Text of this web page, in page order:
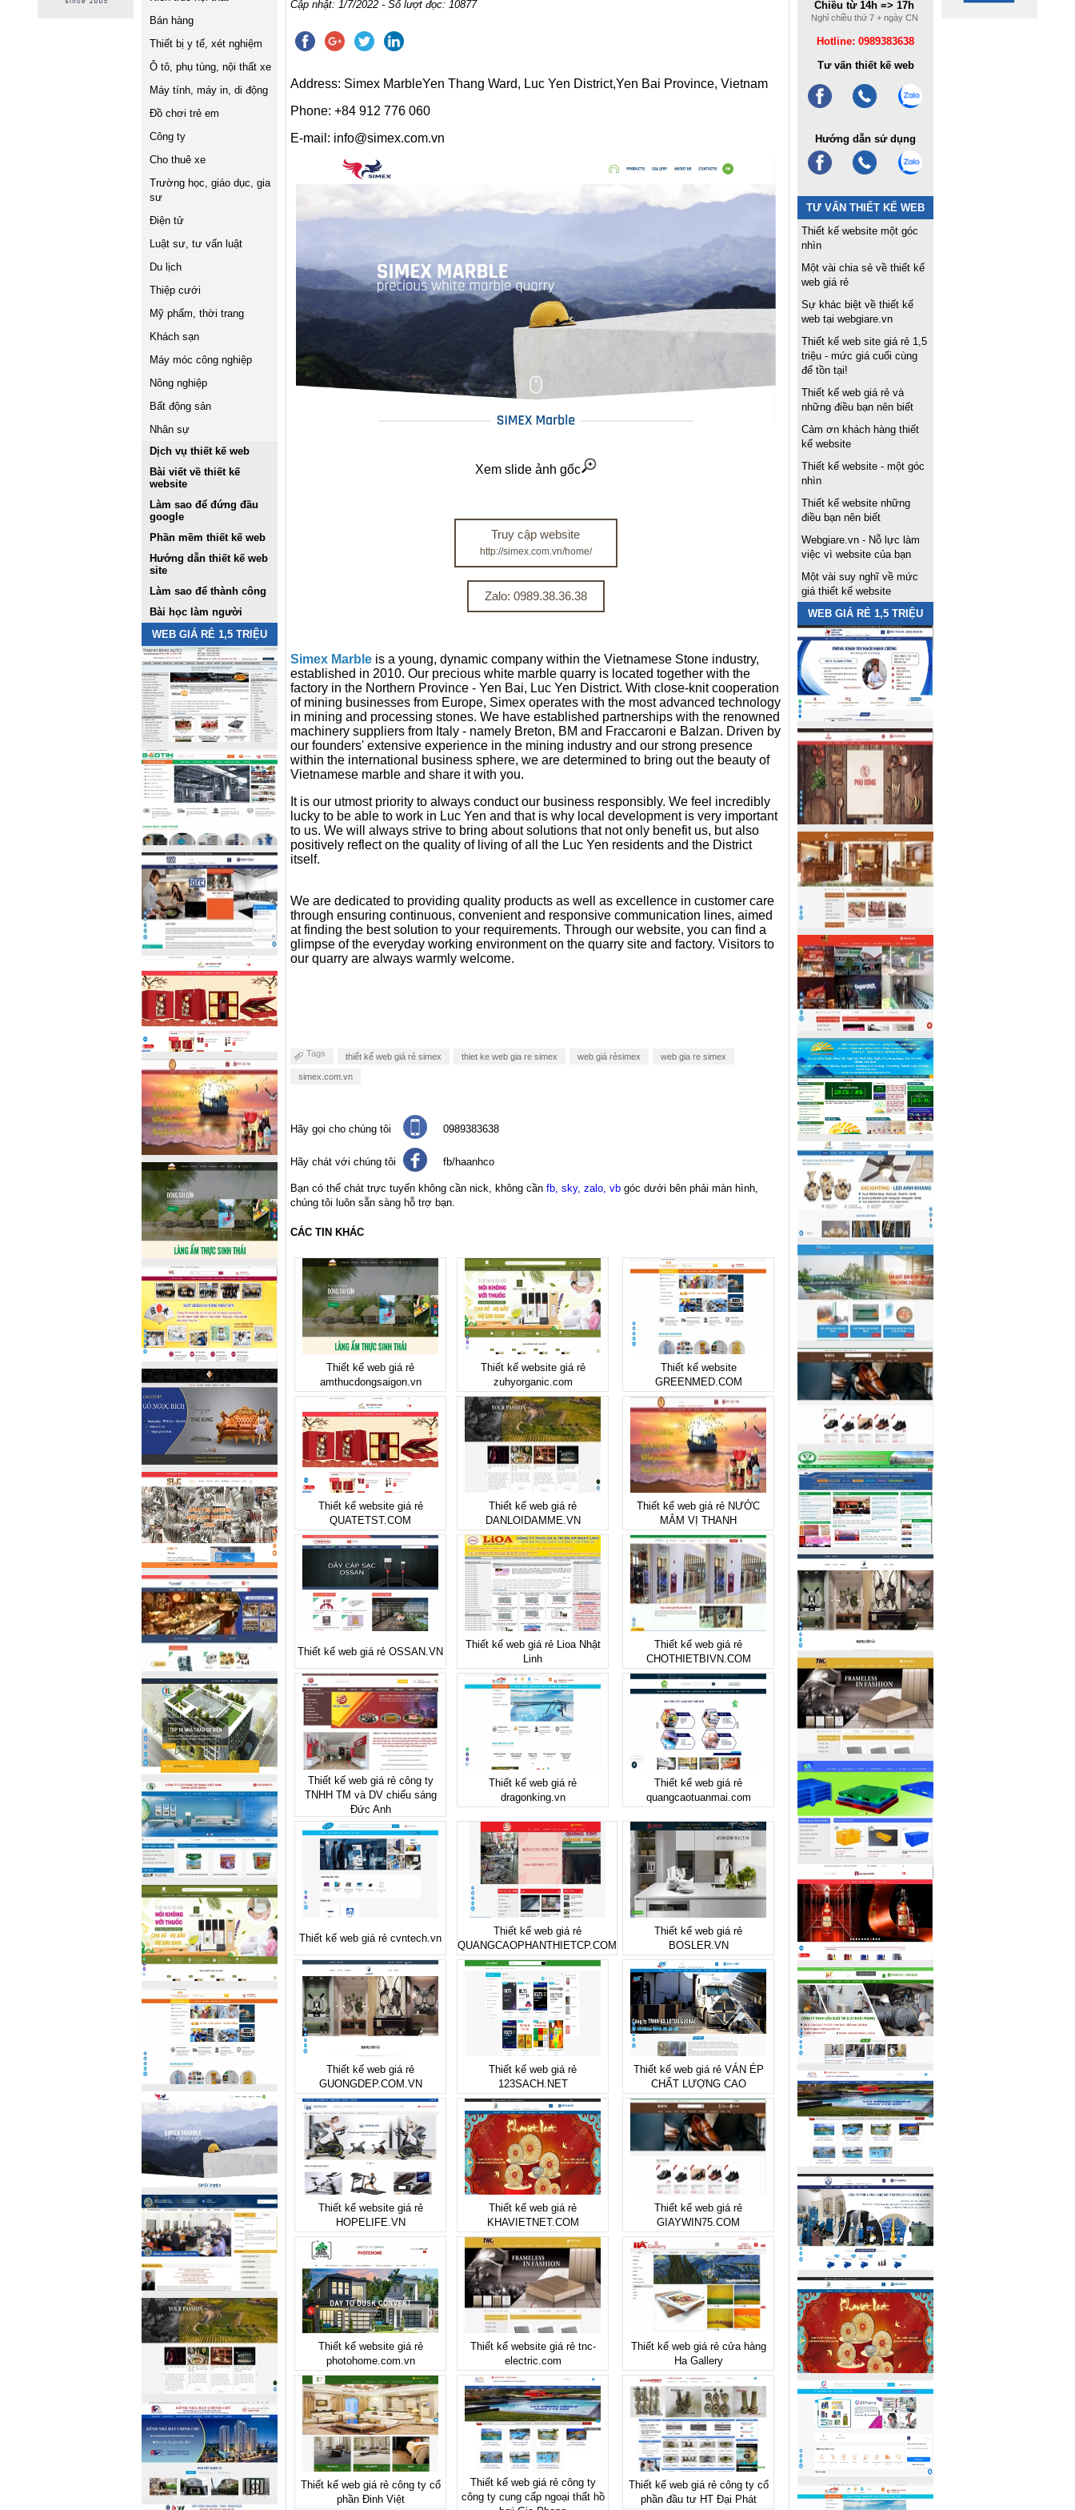
Bán hàng
Thiết bị y tế, xét nghiệm
Ô tô, phụ tùng, nội thất xe
Máy tính, máy in, di động
Đồ chơi trẻ em
Công ty
Cho thuê xe
Trường học, giáo dục, gia
sư
Điện tử
Luật sư, tư vấn luật
Du lịch
Thiệp cưới
Mỹ phẩm, thời trang
Khách sạn
Máy móc công nghiệp
Nông nghiệp
Bất động sản
Nhân sự
Dịch vụ thiết kế web
Bài viết về thiết kế
website
Làm sao để đứng đầu
google
Phần mềm thiết kế web
Hướng dẫn thiết kế web
site
Làm sao để thành công
Bài học làm người
WEB GIÁ RẺ 1,5 TRIỆU
Cập nhật: 1/7/2022 - Số lượt đọc: 10877
Address: Simex MarbleYen Thang Ward, Luc Yen District,Yen Bai Province, Vietnam
Phone: +84 912 776 060
E-mail: info@simex.com.vn
Xem slide ảnh gốc
Truy cập website
http://simex.com.vn/home/
Zalo: 0989.38.36.38
Simex Marble is a young, dynamic company within the Vietnamese Stone industry,
established in 2010. Our precious white marble quarry is located together with the
factory in the Northern Province - Yen Bai, Luc Yen District. With close-knit cooperation
of mining businesses from Europe, Simex operates with the most advanced technology
in mining and processing stones. We have established partnerships with the renowned
machinery suppliers from Italy - namely Breton, BM and Fraccaroni e Balzan. Driven by
our founders' extensive experience in the mining industry and our strong presence
within the international business sphere, we are determined to bring out the beauty of
Vietnamese marble and share it with you.
It is our utmost priority to always conduct our business responsibly. We feel incredibly
lucky to be able to work in Luc Yen and that is why local development is very important
to us. We will always strive to bring about solutions that not only benefit us, but also
positively reflect on the quality of living of all the Luc Yen residents and the District
itself.
We are dedicated to providing quality products as well as excellence in customer care
through ensuring continuous, convenient and responsive communication lines, aimed
at finding the best solution to your requirements. Through our website, you can find a
glimpse of the everyday working environment on the quarry site and factory. Visitors to
our quarry are always warmly welcome.
Tags thiết kế web giá rẻ simex thiet ke web gia re simex web giá rẻsimex web gia re simex
simex.com.vn
Hãy gọi cho chúng tôi 0989383638
Hãy chát với chúng tôi fb/haanhco
Bạn có thể chát trực tuyến không cần nick, không cần fb, sky, zalo, vb góc dưới bên phải màn hình,
chúng tôi luôn sẵn sàng hỗ trợ bạn.
CÁC TIN KHÁC
Thiết kế web giá rẻ
amthucdongsaigon.vn
Thiết kế website giá rẻ
zuhyorganic.com
Thiết kế website
GREENMED.COM
Thiết kế website giá rẻ
QUATETST.COM
Thiết kế web giá rẻ
DANLOIDAMME.VN
Thiết kế web giá rẻ NƯỚC
MẮM VỊ THANH
Thiết kế web giá rẻ OSSAN.VN
Thiết kế web giá rẻ Lioa Nhật
Linh
Thiết kế web giá rẻ
CHOTHIETBIVN.COM
Thiết kế web giá rẻ công ty
TNHH TM và DV chiếu sáng
Đức Anh
Thiết kế web giá rẻ
dragonking.vn
Thiết kế web giá rẻ
quangcaotuanmai.com
Thiết kế web giá rẻ cvntech.vn
Thiết kế web giá rẻ
QUANGCAOPHANTHIETCP.COM
Thiết kế web giá rẻ
BOSLER.VN
Thiết kế web giá rẻ
GUONGDEP.COM.VN
Thiết kế web giá rẻ
123SACH.NET
Thiết kế web giá rẻ VÁN ÉP
CHẤT LƯỢNG CAO
Thiết kế website giá rẻ
HOPELIFE.VN
Thiết kế web giá rẻ
KHAVIETNET.COM
Thiết kế web giá rẻ
GIAYWIN75.COM
Thiết kế website giá rẻ
photohome.com.vn
Thiết kế website giá rẻ tnc-
electric.com
Thiết kế web giá rẻ cửa hàng
Ha Gallery
Thiết kế web giá rẻ công ty cổ
phần Đinh Việt
Thiết kế web giá rẻ công ty
công ty cung cấp ngoại thất hồ
Thiết kế web giá rẻ công ty cổ
phần đầu tư HT Đại Phát
Chiều từ 14h => 17h
Nghỉ chiều thứ 7 + ngày CN
Hotline: 0989383638
Tư vấn thiết kế web
Hướng dẫn sử dụng
TƯ VẤN THIẾT KẾ WEB
Thiết kế website một góc
nhìn
Một vài chia sẻ về thiết kế
web giá rẻ
Sự khác biệt về thiết kế
web tại webgiare.vn
Thiết kế web site giá rẻ 1,5
triệu - mức giá cuối cùng
để tồn tại!
Thiết kế web giá rẻ và
những điều bạn nên biết
Cảm ơn khách hàng thiết
kế website
Thiết kế website - một góc
nhìn
Thiết kế website những
điều bạn nên biết
Webgiare.vn - Nỗ lực làm
việc vì website của bạn
Một vài suy nghĩ về mức
giá thiết kế website
WEB GIÁ RẺ 1,5 TRIỆU